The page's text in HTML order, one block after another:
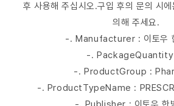
후 사용해 주십시오.구입 후의 문의 시
의해 주세요.
-. Manufacturer : 이토우
-. PackageQuantity
-. ProductGroup :
-. ProductTypeName :